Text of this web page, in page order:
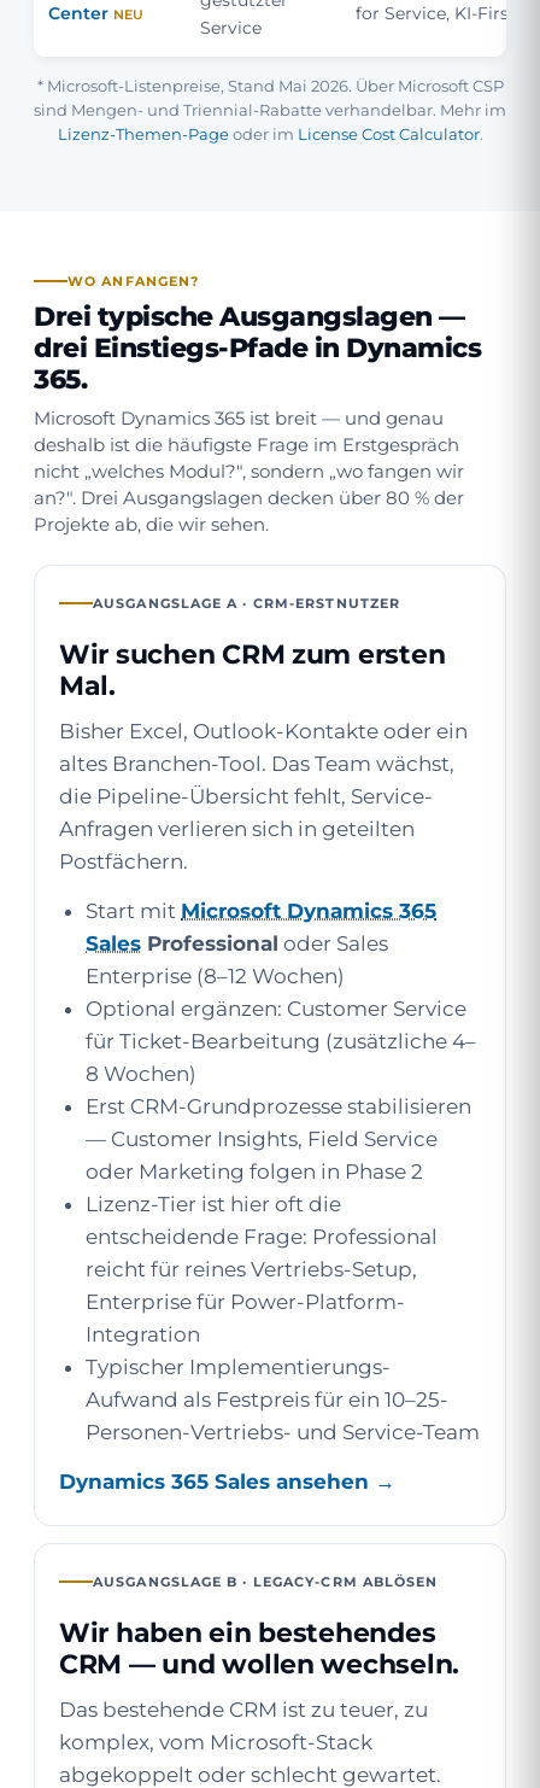
Center NEU
Service
for Service, KI-First
* Microsoft-Listenpreise, Stand Mai 2026. Über Microsoft CSP
sind Mengen- und Triennial-Rabatte verhandelbar. Mehr im
Lizenz-Themen-Pageoder im License Cost Calculator.
WO ANFANGEN?
Drei typische Ausgangslagen —
drei Einstiegs-Pfade in Dynamics
365.
Microsoft Dynamics 365 ist breit — und genau
deshalb ist die häufigste Frage im Erstgespräch
nicht „welches Modul?", sondern „wo fangen wir
an?". Drei Ausgangslagen decken über 80 % der
Projekte ab, die wir sehen.
AUSGANGSLAGE A · CRM-ERSTNUTZER
Wir suchen CRM zum ersten
Mal.
Bisher Excel, Outlook-Kontakte oder ein
altes Branchen-Tool. Das Team wächst,
die Pipeline-Übersicht fehlt, Service-
Anfragen verlieren sich in geteilten
Postfächern.
Start mit Microsoft Dynamics 365
Sales Professional oder Sales
Enterprise (8–12 Wochen)
Optional ergänzen: Customer Service
für Ticket-Bearbeitung (zusätzliche 4–
8 Wochen)
Erst CRM-Grundprozesse stabilisieren
— Customer Insights, Field Service
oder Marketing folgen in Phase 2
Lizenz-Tier ist hier oft die
entscheidende Frage: Professional
reicht für reines Vertriebs-Setup,
Enterprise für Power-Platform-
Integration
Typischer Implementierungs-
Aufwand als Festpreis für ein 10–25-
Personen-Vertriebs- und Service-Team
Dynamics 365 Sales ansehen →
AUSGANGSLAGE B · LEGACY-CRM ABLÖSEN
Wir haben ein bestehendes
CRM — und wollen wechseln.
Das bestehende CRM ist zu teuer, zu
komplex, vom Microsoft-Stack
abgekoppelt oder schlecht gewartet.